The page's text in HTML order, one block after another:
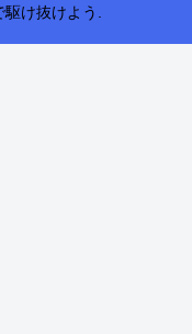
け抜けよう.